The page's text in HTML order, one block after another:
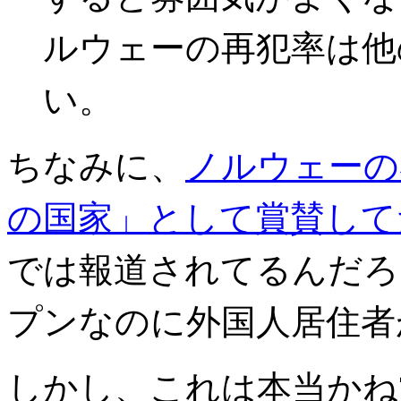
ルウェーの再犯率は
い。
ちなみに、
ノルウェー
の国家」として賞賛し
では報道されてるんだ
プンなのに外国人居住
しかし、これは本当か